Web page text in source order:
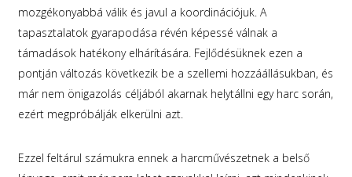
mozgékonyabbá válik és javul a koordinációjuk. A
tapasztalatok gyarapodása révén képessé válnak a
támadások hatékony elhárítására. Fejlődésüknek ezen a
pontján változás következik be a szellemi hozzáállásukban, és
már nem önigazolás céljából akarnak helytállni egy harc során,
ezért megpróbálják elkerülni azt.
Ezzel feltárul számukra ennek a harcművészetnek a belső